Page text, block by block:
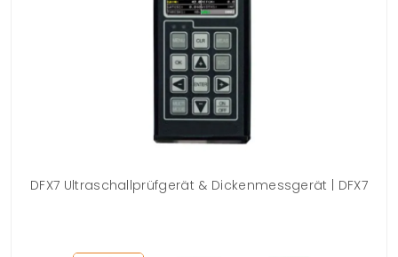
DFX7 Ultraschallprüfgerät & Dickenmessgerät | DFX7